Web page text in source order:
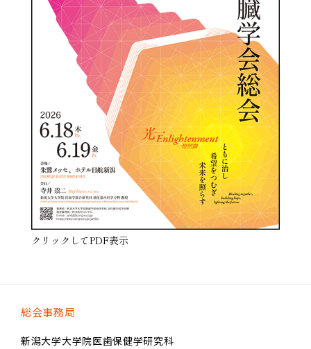
クリックしてPDF表示
総会事務局
新潟大学大学院医歯保健学研究科